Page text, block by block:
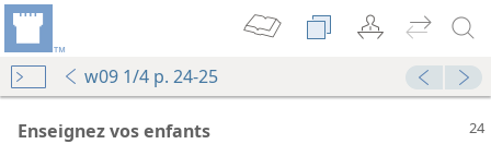
w09 1/4 p. 24-25
Enseignez vos enfants